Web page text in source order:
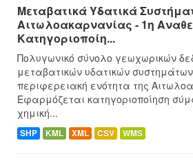
Μεταβατικά Υδατικά
Αιτωλοακαρνανίας - 1η
Κατηγοριοποίη...
Πολυγωνικό σύνολο γεωχωρικών
μεταβατικών υδατικών
περιφερειακή ενότητα της
Εφαρμόζεται κατηγοριοποίηση
χημική...
SHP KML XML CSV WMS